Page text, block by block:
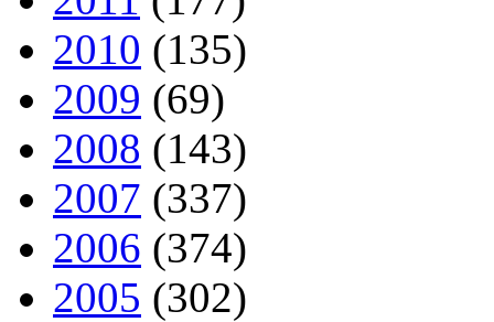
2010 (135)
2009 (69)
2008 (143)
2007 (337)
2006 (374)
2005 (302)